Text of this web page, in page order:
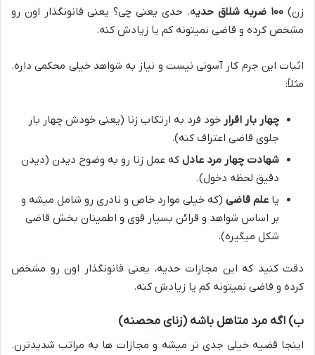
زن) ۱۰۰ ضربه شلاق حدی
ه. حدی یعنی چی؟ یعنی قانونگذار اون رو
مشخص کرده و قاضی نمیتونه کم یا زیادش کنه.
اثبات این جرم کار آسونی نیست و نیاز به شواهد خیلی محکمی داره.
مثلاً:
چهار بار اقرار خود فرد به ارتکاب زنا (یعنی خودش چهار بار
جلوی قاضی اعتراف کنه).
شهادت چهار مرد عادل که عمل زنا رو به وضوح دیدن (دیدن
دقیق لحظه دخول).
یا علم قاضی (که خیلی موارد خاص و نادری رو شامل میشه و
بر اساس شواهد و قرائن بسیار قوی و اطمینان بخش قاضی
شکل میگیره).
دقت کنید که این مجازات حدیه، یعنی قانونگذار اون رو مشخص
کرده و قاضی نمیتونه کم یا زیادش کنه.
ب) اگه مرد متاهل باشه (زنای محصنه)
اینجا قضیه خیلی جدی تر میشه و مجازات ها به مراتب شدیدترن.